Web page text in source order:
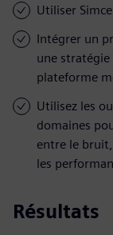
Utiliser
Intégrer un
une
plateforme
Utilisez les
domaines
entre le bruit,
les
Résultats